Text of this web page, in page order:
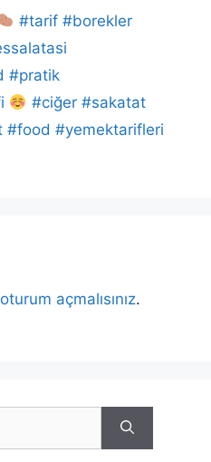
#tarif #borekler
#pratik
#ciğer #sakatat
#food #yemektarifleri
oturum açmalısınız.